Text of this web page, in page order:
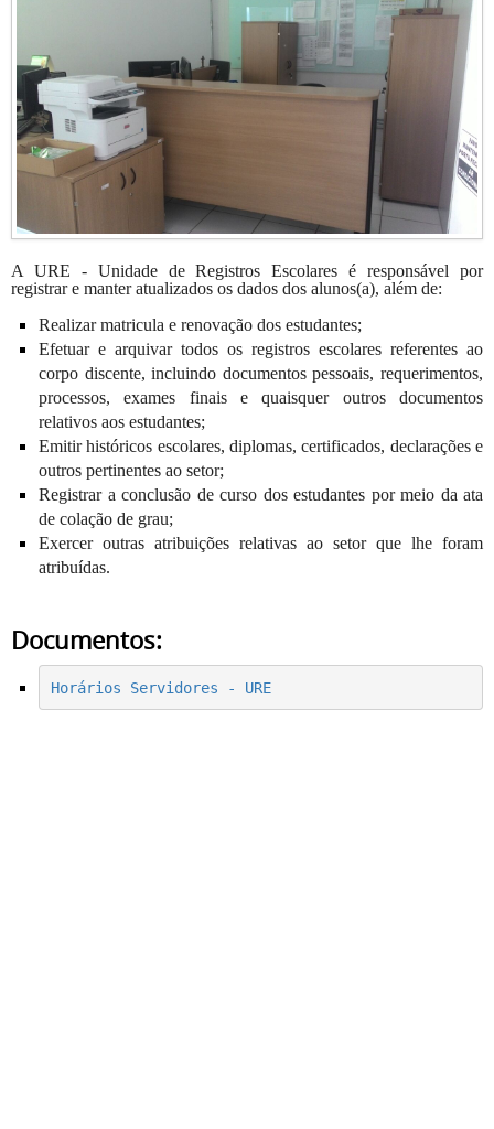
A URE - Unidade de Registros Escolares é responsável por
registrar e manter atualizados os dados dos alunos(a), além de:
Realizar matricula e renovação dos estudantes;
Efetuar e arquivar todos os registros escolares referentes ao
corpo discente, incluindo documentos pessoais, requerimentos,
processos, exames finais e quaisquer outros documentos
relativos aos estudantes;
Emitir históricos escolares, diplomas, certificados, declarações e
outros pertinentes ao setor;
Registrar a conclusão de curso dos estudantes por meio da ata
de colação de grau;
Exercer outras atribuições relativas ao setor que lhe foram
atribuídas.
Documentos:
Horários Servidores - URE